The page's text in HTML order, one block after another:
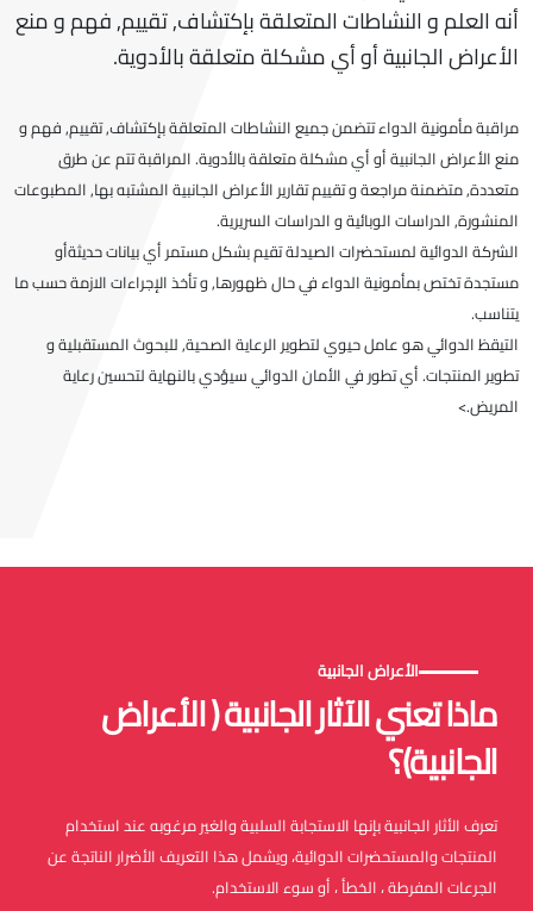
أنه العلم و النشاطات المتعلقة بإكتشاف, تقييم, فهم و منع
الأعراض الجانبية أو أي مشكلة متعلقة بالأدوية.
مراقبة مأمونية الدواء تتضمن جميع النشاطات المتعلقة بإكتشاف, تقييم, فهم و
منع الأعراض الجانبية أو أي مشكلة متعلقة بالأدوية. المراقبة تتم عن طرق
متعددة, متضمنة مراجعة و تقييم تقارير الأعراض الجانبية المشتبه بها, المطبوعات
المنشورة, الدراسات الوبائية و الدراسات السريرية.
الشركة الدوائية لمستحضرات الصيدلة تقيم بشكل مستمر أي بيانات حديثةأو
مستجدة تختص بمأمونية الدواء في حال ظهورها, و تأخذ الإجراءات الازمة حسب ما
يتناسب.
التيقظ الدوائي هو عامل حيوي لتطوير الرعاية الصحية, للبحوث المستقبلية و
تطوير المنتجات. أي تطور في الأمان الدوائي سيؤدي بالنهاية لتحسين رعاية
المريض.>
الأعراض الجانبية
ماذا تعني الآثار الجانبية ( الأعراض
الجانبية)؟
تعرف الأثار الجانبية بإنها الاستجابة السلبية والغير مرغوبه عند استخدام
المنتجات والمستحضرات الدوائية، ويشمل هذا التعريف الأضرار الناتجة عن
الجرعات المفرطة ، الخطأ ، أو سوء الاستخدام.